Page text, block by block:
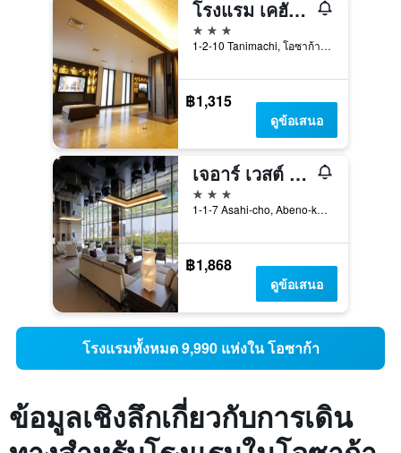
โรงแรม เคฮัน เท็นมะบะชิ
3 ดาว
1-2-10 Tanimachi, โอซาก้า, ญี่ปุ่น
฿1,315
ดูข้อเสนอ
เจอาร์ เวสต์ กรุ๊ป เวีย อาเบโนะ เทนโนจิ
3 ดาว
1-1-7 Asahi-cho, Abeno-ku, โอซาก้า, ญี่ปุ่น
฿1,868
ดูข้อเสนอ
โรงแรมทั้งหมด 9,990 แห่งใน โอซาก้า
ข้อมูลเชิงลึกเกี่ยวกับการเดิน